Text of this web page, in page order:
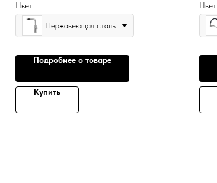
Цвет
Нержавеющая сталь
Подробнее о товаре
Купить
Цвет